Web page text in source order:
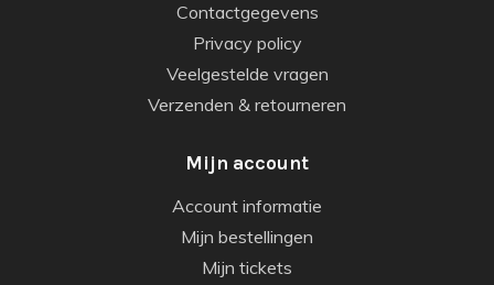
Contactgegevens
Privacy policy
Veelgestelde vragen
Verzenden & retourneren
Mijn account
Account informatie
Mijn bestellingen
Mijn tickets